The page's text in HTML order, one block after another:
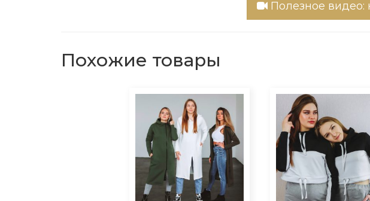
Полезное видео:
Похожие товары